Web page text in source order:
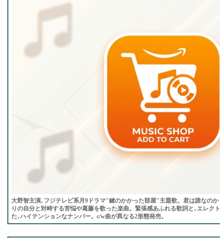
大野智主演､フジテレビ系月9ドラマ"鍵のかかった部屋"主題歌。君は誰なの
りの自分と対峙する苦悩や葛藤を歌った楽曲。緊張感あふれる歌詞と､エレク
た､ハイテンションなナンバー。c/w曲が異なる2形態発売。